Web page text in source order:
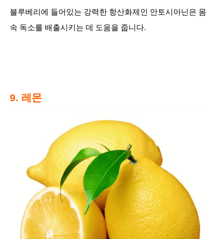
블루베리에 들어있는 강력한 항산화제인 안토시아닌은 몸
속 독소를 배출시키는 데 도움을 줍니다.
9. 레몬